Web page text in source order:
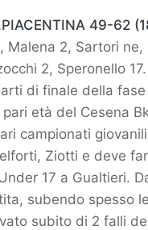
49-62
Malena 2, Sartori
2, Speronello
di finale della
età del Cesena
campionati
Ziotti e deve
17 a Gualtieri.
subendo spesso
subito di 2 falli